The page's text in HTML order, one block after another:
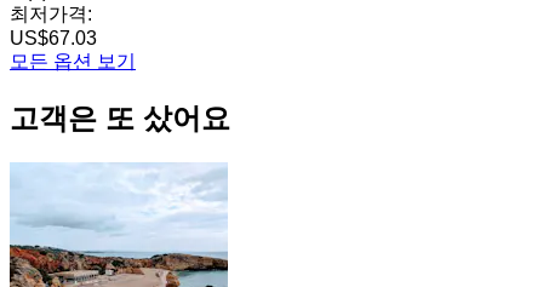
최저가격:
US$67.03
모든 옵션 보기
고객은 또 샀어요